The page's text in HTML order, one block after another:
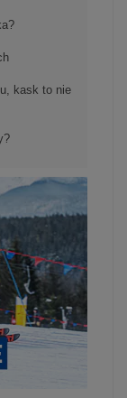
kask to nie